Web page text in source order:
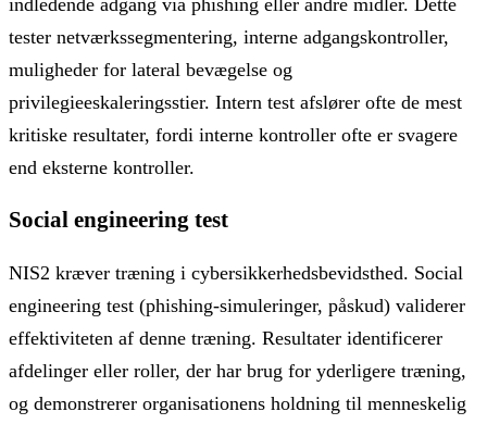
indledende adgang via phishing eller andre midler. Dette
tester netværkssegmentering, interne adgangskontroller,
muligheder for lateral bevægelse og
privilegieeskaleringsstier. Intern test afslører ofte de mest
kritiske resultater, fordi interne kontroller ofte er svagere
end eksterne kontroller.
Social engineering test
NIS2 kræver træning i cybersikkerhedsbevidsthed. Social
engineering test (phishing-simuleringer, påskud) validerer
effektiviteten af ​​denne træning. Resultater identificerer
afdelinger eller roller, der har brug for yderligere træning,
og demonstrerer organisationens holdning til menneskelig